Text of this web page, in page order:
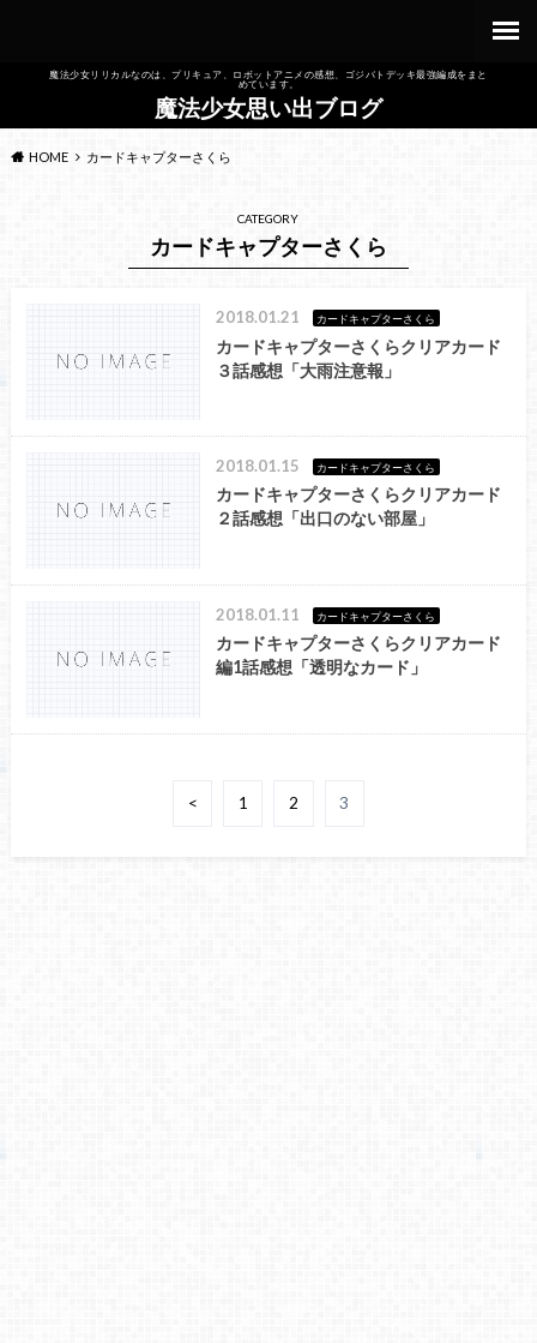
魔法少女リリカルなのは、プリキュア、ロボットアニメの感想、ゴジバトデッキ最強編成をまと
めています。
魔法少女思い出ブログ
HOME カードキャプターさくら
CATEGORY
カードキャプターさくら
2018.01.21 カードキャプターさくら
カードキャプターさくらクリアカード
３話感想「大雨注意報」
2018.01.15 カードキャプターさくら
カードキャプターさくらクリアカード
２話感想「出口のない部屋」
2018.01.11 カードキャプターさくら
カードキャプターさくらクリアカード
編1話感想「透明なカード」
< 1 2 3